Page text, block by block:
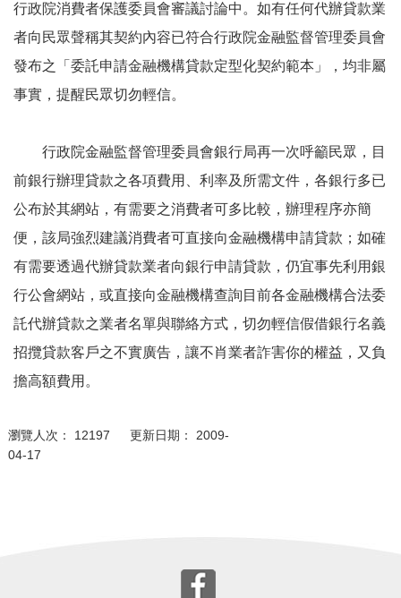
行政院消費者保護委員會審議討論中。如有任何代辦貸款業
者向民眾聲稱其契約內容已符合行政院金融監督管理委員會
發布之「委託申請金融機構貸款定型化契約範本」，均非屬
事實，提醒民眾切勿輕信。
行政院金融監督管理委員會銀行局再一次呼籲民眾，目
前銀行辦理貸款之各項費用、利率及所需文件，各銀行多已
公布於其網站，有需要之消費者可多比較，辦理程序亦簡
便，該局強烈建議消費者可直接向金融機構申請貸款；如確
有需要透過代辦貸款業者向銀行申請貸款，仍宜事先利用銀
行公會網站，或直接向金融機構查詢目前各金融機構合法委
託代辦貸款之業者名單與聯絡方式，切勿輕信假借銀行名義
招攬貸款客戶之不實廣告，讓不肖業者詐害你的權益，又負
擔高額費用。
瀏覽人次： 12197 更新日期： 2009-
04-17